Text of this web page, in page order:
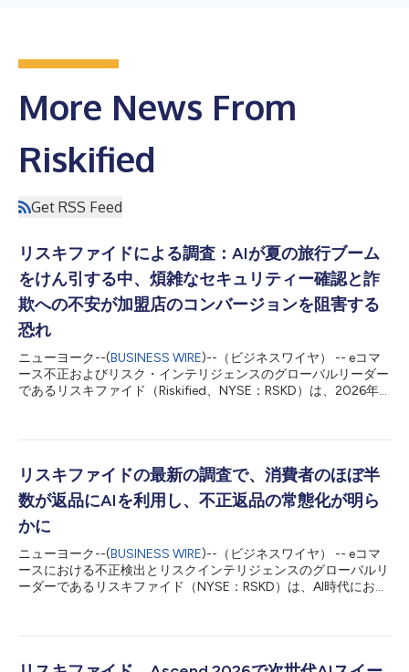
More News From
Riskified
Get RSS Feed
リスキファイドによる調査：AIが夏の旅行ブーム
をけん引する中、煩雑なセキュリティー確認と詐
欺への不安が加盟店のコンバージョンを阻害する
恐れ
ニューヨーク--(BUSINESS WIRE)--（ビジネスワイヤ） -- eコマ
ース不正およびリスク・インテリジェンスのグローバルリーダー
であるリスキファイド（Riskified、NYSE：RSKD）は、2026年
ジタルおよびAIを活用した旅行ツールに対する信頼を調査したも
ンビアの4,000人を超える消費者を対象に実施されたこの調査で
は、夏の旅行シーズンを控え旺盛な旅行需要が見られることに加
え、旅行計画におけるデジタルツールやAIツールの利用が引き続
き進んでいることが示されています。 リスキファイドの「2026
年夏の旅行に関する調査」の主な結果は以下のとおりです。 消
費者の81%が旅行計画にデジタル・プラットフォームを利用して
おり、26%はすでにChatGPTやGeminiなどのAIを活用していま
す。 旅行目的ではレジャーが63%で引き続き最多となり、友人
リスキファイドの最新の調査で、消費者のほぼ半
数が返品にAIを利用し、不正返品の常態化が明ら
かに
ニューヨーク--(BUSINESS WIRE)--（ビジネスワイヤ） -- eコマ
ースにおける不正検出とリスクインテリジェンスのグローバルリ
ーダーであるリスキファイド（NYSE：RSKD）は、AI時代におけ
Returns（書き換えられる返品ルール） 」を発表しました。 リス
か国の消費者2091人を対象としたアンケートと、世界最大規模